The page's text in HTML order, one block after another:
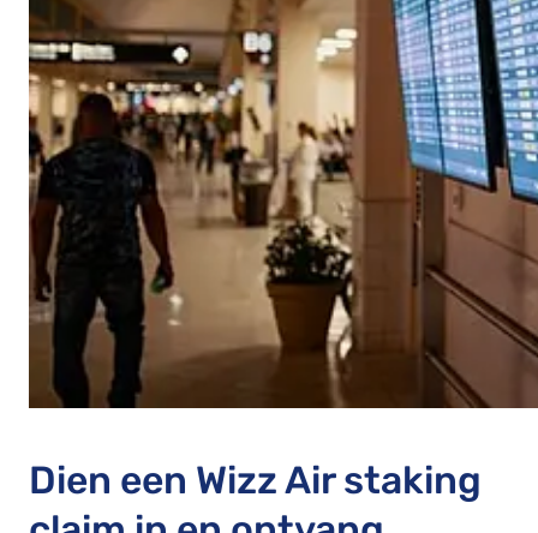
Dien een Wizz Air staking